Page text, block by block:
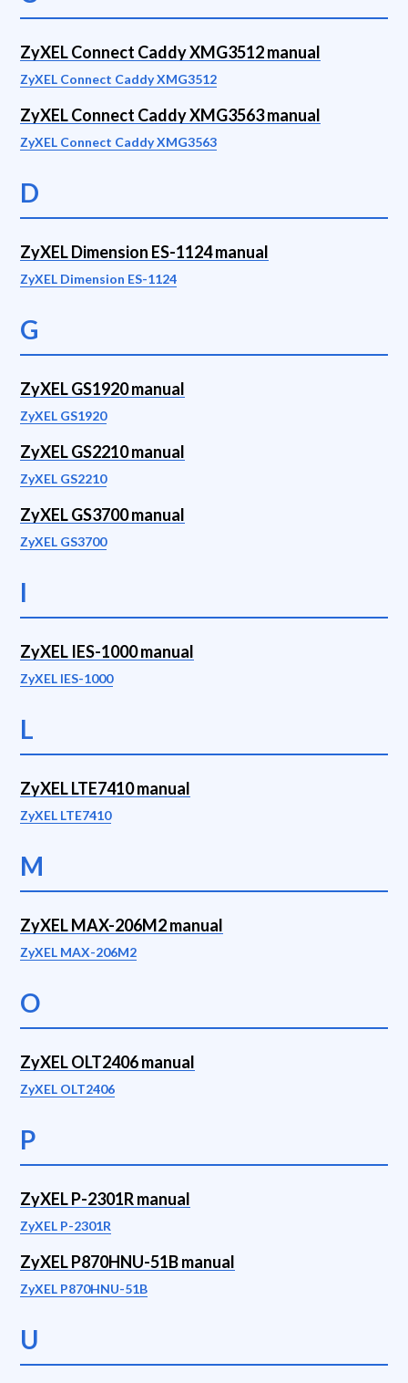
ZyXEL Connect Caddy XMG3512 manual
ZyXEL Connect Caddy XMG3512
ZyXEL Connect Caddy XMG3563 manual
ZyXEL Connect Caddy XMG3563
D
ZyXEL Dimension ES-1124 manual
ZyXEL Dimension ES-1124
G
ZyXEL GS1920 manual
ZyXEL GS1920
ZyXEL GS2210 manual
ZyXEL GS2210
ZyXEL GS3700 manual
ZyXEL GS3700
I
ZyXEL IES-1000 manual
ZyXEL IES-1000
L
ZyXEL LTE7410 manual
ZyXEL LTE7410
M
ZyXEL MAX-206M2 manual
ZyXEL MAX-206M2
O
ZyXEL OLT2406 manual
ZyXEL OLT2406
P
ZyXEL P-2301R manual
ZyXEL P-2301R
ZyXEL P870HNU-51B manual
ZyXEL P870HNU-51B
U